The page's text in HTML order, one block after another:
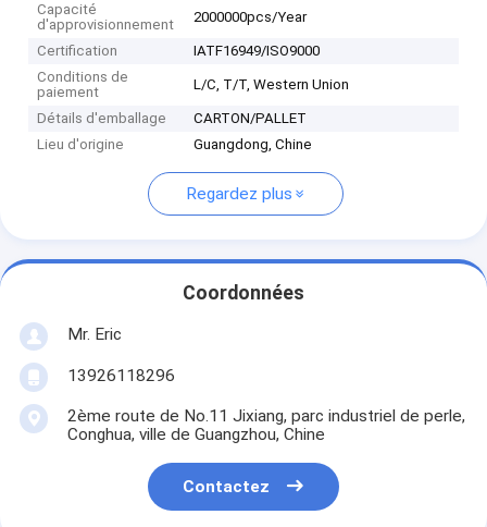
Capacité
d'approvisionnement
2000000pcs/Year
Certification
IATF16949/ISO9000
Conditions de
paiement
L/C, T/T, Western Union
Détails d'emballage
CARTON/PALLET
Lieu d'origine
Guangdong, Chine
Regardez plus
Coordonnées
Mr. Eric
13926118296
2ème route de No.11 Jixiang, parc industriel de perle,
Conghua, ville de Guangzhou, Chine
Contactez